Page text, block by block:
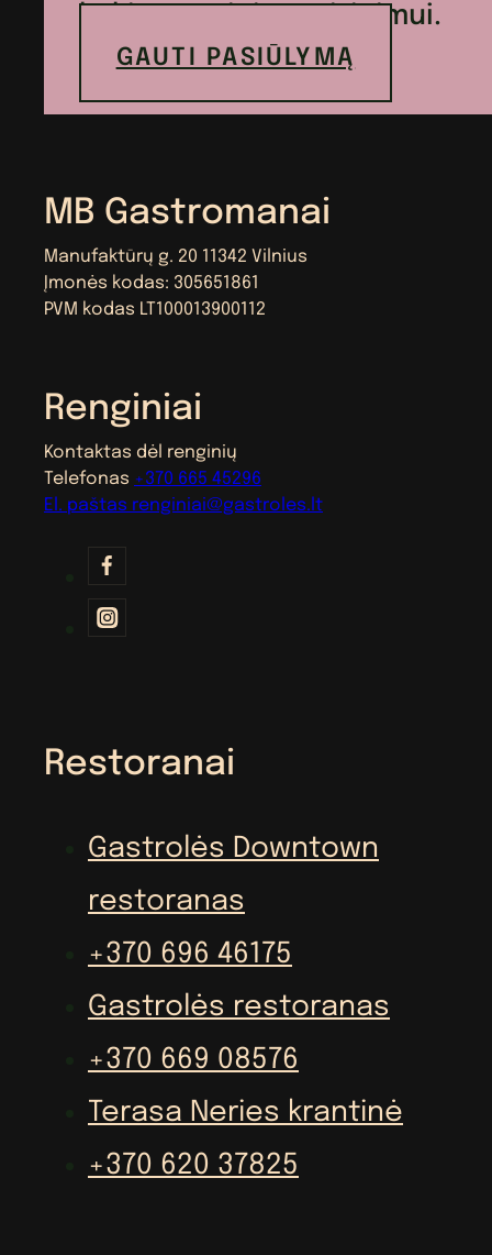
kokio renginio maitinimui.
GAUTI PASIŪLYMĄ
MB Gastromanai
Manufaktūrų g. 20 11342 Vilnius
Įmonės kodas: 305651861
PVM kodas LT100013900112
Renginiai
Kontaktas dėl renginių
Telefonas +370 665 45296
El. paštas renginiai@gastroles.lt
Restoranai
Gastrolės Downtown
restoranas
+370 696 46175
Gastrolės restoranas
+370 669 08576
Terasa Neries krantinė
+370 620 37825